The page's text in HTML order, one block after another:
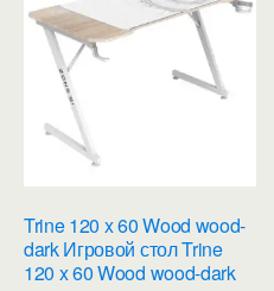
Trine 120 x 60 Wood wood-
dark Игровой стол Trine
120 x 60 Wood wood-dark